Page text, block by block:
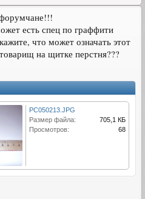
есть спец по граффити
что может означать этот
на щитке перстня???
PC050213.JPG
Размер файла:
705,1 КБ
Просмотров:
68